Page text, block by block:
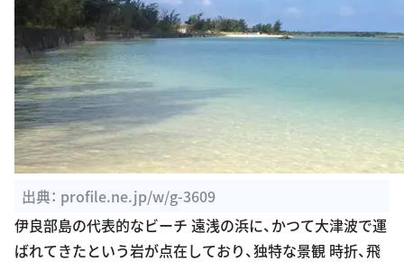
出典： profile.ne.jp/w/g-3609
伊良部島の代表的なビーチ 遠浅の浜に、かつて大津波で運
ばれてきたという岩が点在しており、独特な景観 時折、飛